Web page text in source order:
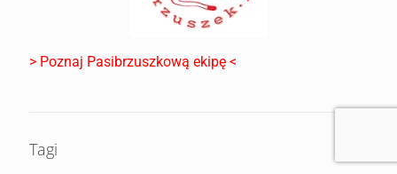
> Poznaj Pasibrzuszkową ekipę <
Tagi